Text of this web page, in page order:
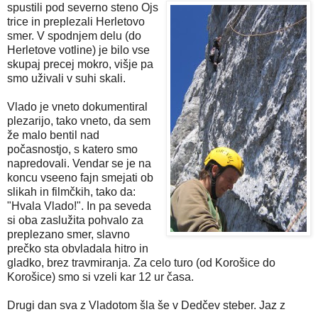
spustili pod severno steno Ojs
trice in preplezali Herletovo
smer. V spodnjem delu (do
Herletove votline) je bilo vse
skupaj precej mokro, višje pa
smo uživali v suhi skali.
Vlado je vneto dokumentiral
plezarijo, tako vneto, da sem
že malo bentil nad
počasnostjo, s katero smo
napredovali. Vendar se je na
koncu vseeno fajn smejati ob
slikah in filmčkih, tako da:
"Hvala Vlado!". In pa seveda
si oba zaslužita pohvalo za
preplezano smer, slavno
prečko sta obvladala hitro in
gladko, brez travmiranja. Za celo turo (od Korošice do
Korošice) smo si vzeli kar 12 ur časa.
Drugi dan sva z Vladotom šla še v Dedčev steber. Jaz z